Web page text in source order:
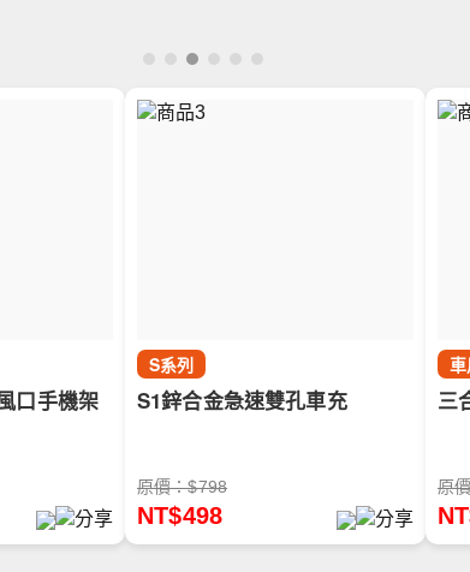
口手機架
S系列
S1鋅合金急速雙孔車充
原價：$798
NT$498
三
原